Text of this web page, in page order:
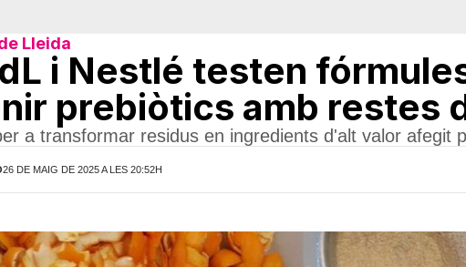
Lleida
i Nestlé testen
prebiòtics amb restes
a transformar residus en ingredients d'alt valor afegit
26 DE MAIG DE 2025 A LES 20:52H